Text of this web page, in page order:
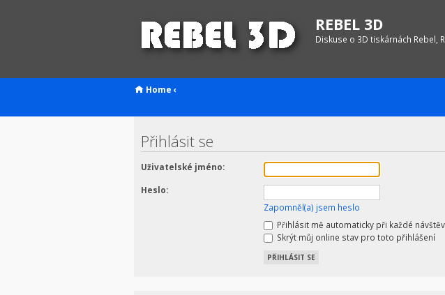
REBEL 3D
Diskuse o 3D tiskárnách Rebel,
Home ‹
Přihlásit se
Uživatelské jméno:
Heslo:
Zapomněl(a) jsem heslo
Přihlásit mě automaticky při každé
Skrýt můj online stav pro toto přihlášení